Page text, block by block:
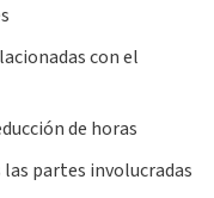
con el
de horas
partes involucradas